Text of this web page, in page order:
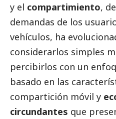
y el compartimiento,
demandas de los
vehículos, ha
considerarlos simples
percibirlos con un
basado en las
compartición móvil y
circundantes que